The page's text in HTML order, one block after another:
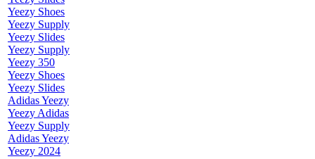
Yeezy Shoes
Yeezy Supply
Yeezy Slides
Yeezy Supply
Yeezy 350
Yeezy Shoes
Yeezy Slides
Adidas Yeezy
Yeezy Adidas
Yeezy Supply
Adidas Yeezy
Yeezy 2024